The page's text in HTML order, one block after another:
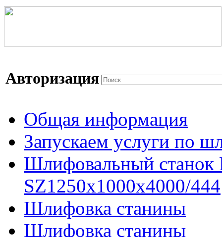
Авторизация
Общая информация
Запускаем услуги по
Шлифовальный
SZ1250x1000x4000/444
Шлифовка станины
Шлифовка станины